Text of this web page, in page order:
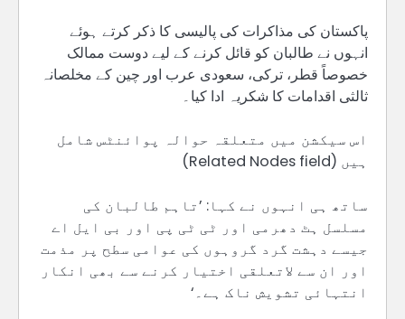
پاکستان کی مذاکرات کی پالیسی کا ذکر کرتے ہوئے
انہوں نے طالبان کو قائل کرنے کے لیے دوست ممالک
خصوصاً قطر، ترکی، سعودی عرب اور چین کے مخلصانہ
ثالثی اقدامات کا شکریہ ادا کیا۔
اس سیکشن میں متعلقہ حوالہ پوائنٹس شامل
ہیں (Related Nodes field)
ساتھ ہی انہوں نے کہا: ’تاہم طالبان کی
مسلسل ہٹ دھرمی اور ٹی ٹی پی اور بی ایل اے
جیسے دہشت گرد گروہوں کی عوامی سطح پر مذمت
اور ان سے لاتعلقی اختیار کرنے سے بھی انکار
انتہائی تشویش ناک ہے۔‘